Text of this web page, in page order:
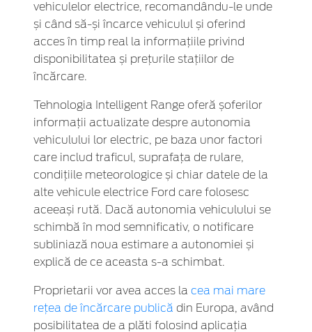
vehiculelor electrice, recomandându-le unde
și când să-și încarce vehiculul și oferind
acces în timp real la informațiile privind
disponibilitatea și prețurile stațiilor de
încărcare.
Tehnologia Intelligent Range oferă șoferilor
informații actualizate despre autonomia
vehiculului lor electric, pe baza unor factori
care includ traficul, suprafața de rulare,
condițiile meteorologice și chiar datele de la
alte vehicule electrice Ford care folosesc
aceeași rută. Dacă autonomia vehiculului se
schimbă în mod semnificativ, o notificare
subliniază noua estimare a autonomiei și
explică de ce aceasta s-a schimbat.
Proprietarii vor avea acces la cea mai mare
rețea de încărcare publică din Europa, având
posibilitatea de a plăti folosind aplicația